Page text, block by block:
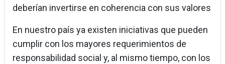
deberían invertirse en coherencia con sus valores
En nuestro país ya existen iniciativas que pueden
cumplir con los mayores requerimientos de
responsabilidad social y, al mismo tiempo, con los